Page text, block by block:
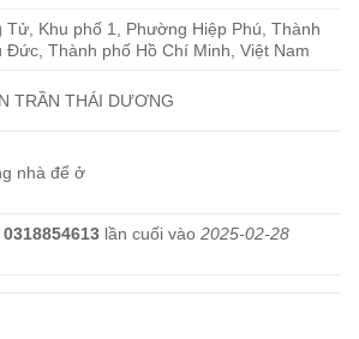
Tử, Khu phố 1, Phường Hiệp Phú, Thành
Đức, Thành phố Hồ Chí Minh, Việt Nam
TRẦN THÁI DƯƠNG
nhà để ở
0318854613 lần cuối vào 2025-02-28